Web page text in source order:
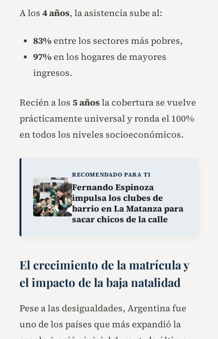
A los 4 años, la asistencia sube al:
83%entre los sectores más pobres,
97%en los hogares de mayores
ingresos.
Recién a los 5 añosla cobertura se vuelve
prácticamente universal y ronda el 100%
en todos los niveles socioeconómicos.
RECOMENDADO PARA TI
Fernando Espinoza
impulsa los clubes de
barrio en La Matanza para
sacar chicos de la calle
El crecimiento de la matrícula y
el impacto de la baja natalidad
Pese a las desigualdades, Argentina fue
uno de los países que más expandió la